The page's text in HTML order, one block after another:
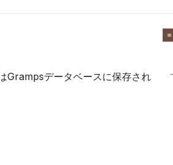
Grampsデータベースに保存され